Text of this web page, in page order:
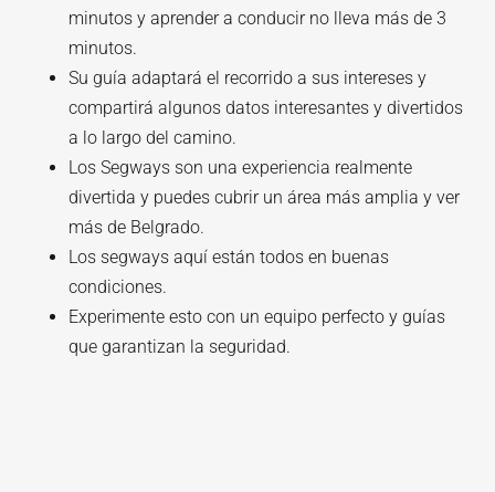
minutos y aprender a conducir no lleva más de 3
minutos.
Su guía adaptará el recorrido a sus intereses y
compartirá algunos datos interesantes y divertidos
a lo largo del camino.
Los Segways son una experiencia realmente
divertida y puedes cubrir un área más amplia y ver
más de Belgrado.
Los segways aquí están todos en buenas
condiciones.
Experimente esto con un equipo perfecto y guías
que garantizan la seguridad.